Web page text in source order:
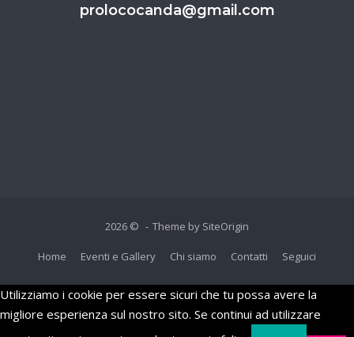
prolococanda@gmail.com
2026 © Theme by SiteOrigin
Home Eventi e Gallery Chi siamo Contatti Seguici
Utilizziamo i cookie per essere sicuri che tu possa avere la
migliore esperienza sul nostro sito. Se continui ad utilizzare